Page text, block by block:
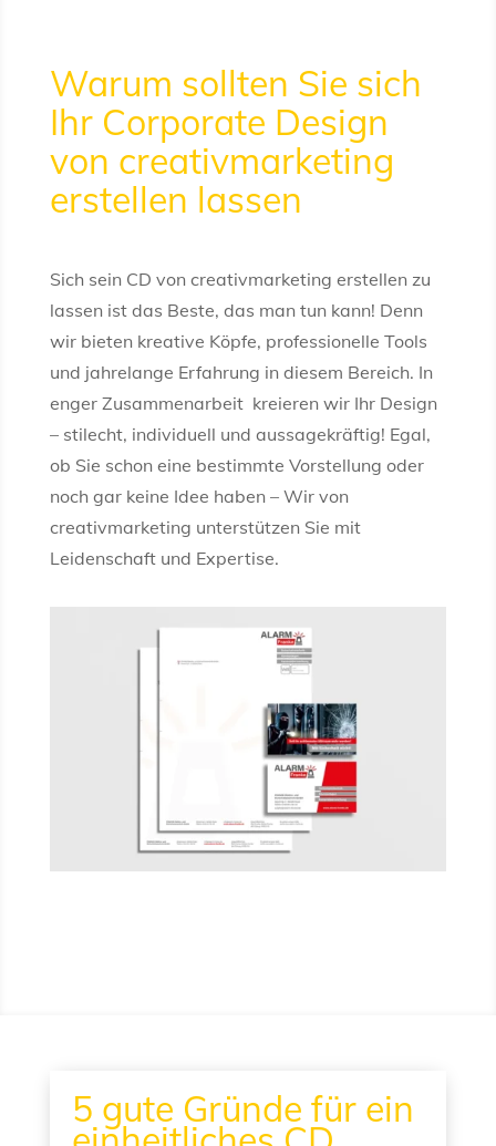
Warum sollten Sie sich
Ihr Corporate Design
von creativmarketing
erstellen lassen
Sich sein CD von creativmarketing erstellen zu
lassen ist das Beste, das man tun kann! Denn
wir bieten kreative Köpfe, professionelle Tools
und jahrelange Erfahrung in diesem Bereich. In
enger Zusammenarbeit kreieren wir Ihr Design
– stilecht, individuell und aussagekräftig! Egal,
ob Sie schon eine bestimmte Vorstellung oder
noch gar keine Idee haben – Wir von
creativmarketing unterstützen Sie mit
Leidenschaft und Expertise.
5 gute Gründe für ein